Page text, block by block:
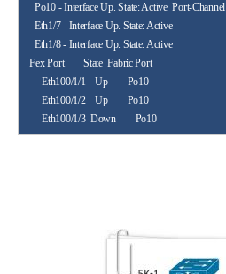
Po10 - Interface Up. State:Active Port-Channel
Eth1/7 - Interface Up. State: Active
Eth1/8 - Interface Up. State: Active
Fex Port
State Fabric Port
Eth100/1/1
Up
Po10
Eth100/1/2
Up
Po10
Eth100/1/3 Down Po10